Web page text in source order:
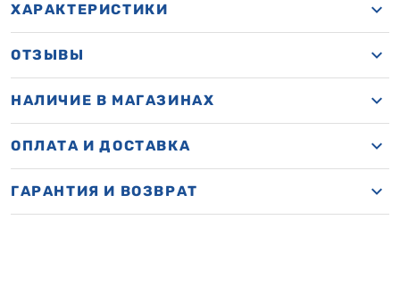
ХАРАКТЕРИСТИКИ
ОТЗЫВЫ
НАЛИЧИЕ В МАГАЗИНАХ
ОПЛАТА И ДОСТАВКА
ГАРАНТИЯ И ВОЗВРАТ